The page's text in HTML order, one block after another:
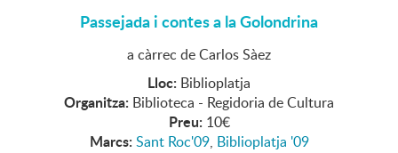
Passejada i contes a la Golondrina
a càrrec de Carlos Sàez
Lloc: Biblioplatja
Organitza: Biblioteca - Regidoria de Cultura
Preu: 10€
Marcs: Sant Roc'09, Biblioplatja '09